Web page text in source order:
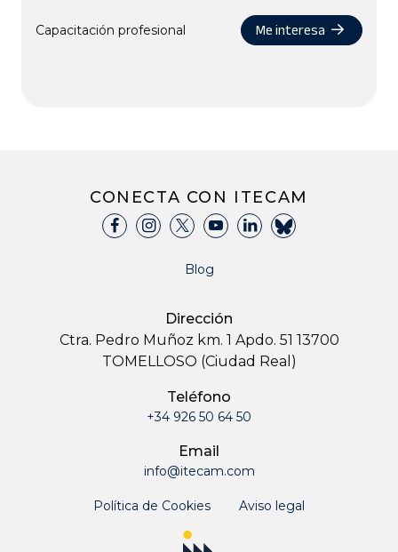
Capacitación profesional Me interesa
CONECTA CON ITECAM
Blog
Dirección
Ctra. Pedro Muñoz km. 1 Apdo. 51 13700
TOMELLOSO (Ciudad Real)
Teléfono
+34 926 50 64 50
Email
info@itecam.com
Política de Cookies Aviso legal